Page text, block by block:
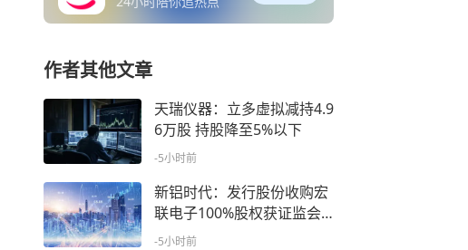
作者其他文章
天瑞仪器：立多虚拟减持4.9
6万股 持股降至5%以下
-5小时前
新铝时代：发行股份收购宏
联电子100%股权获证监会
批复
-5小时前